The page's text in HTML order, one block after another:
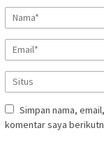
Simpan nama,
komentar saya